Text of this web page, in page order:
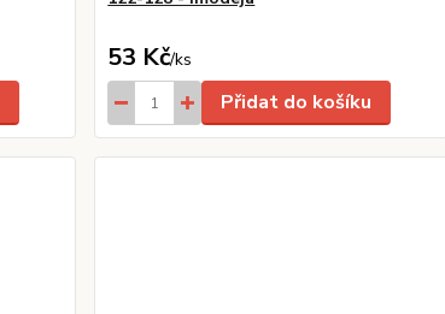
53 Kč/ks
Přidat do košíku